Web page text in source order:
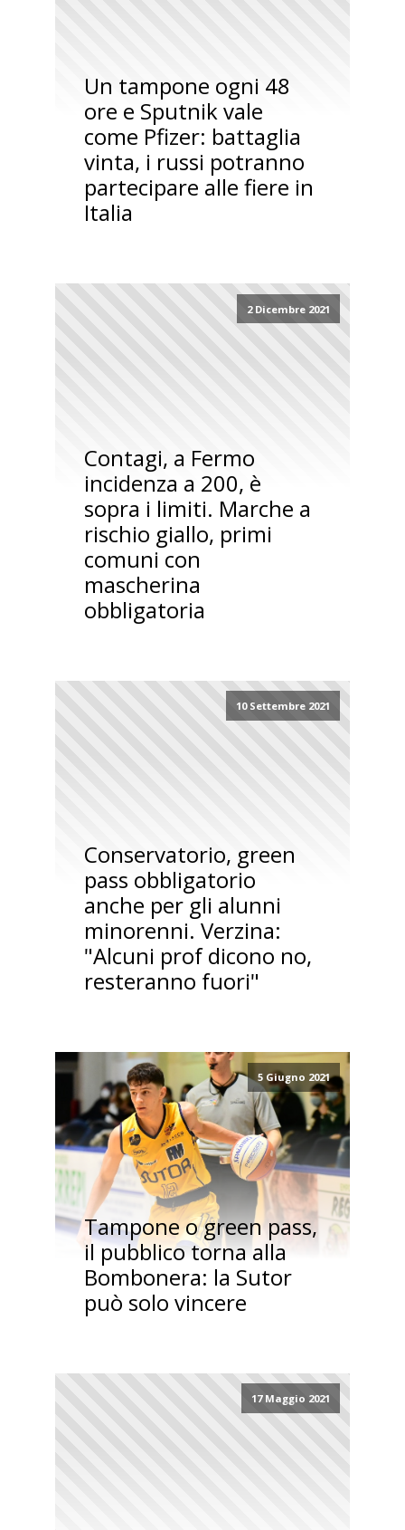
Un tampone ogni 48
ore e Sputnik vale
come Pfizer: battaglia
vinta, i russi potranno
partecipare alle fiere in
Italia
2 Dicembre 2021
Contagi, a Fermo
incidenza a 200, è
sopra i limiti. Marche a
rischio giallo, primi
comuni con
mascherina
obbligatoria
10 Settembre 2021
Conservatorio, green
pass obbligatorio
anche per gli alunni
minorenni. Verzina:
"Alcuni prof dicono no,
resteranno fuori"
5 Giugno 2021
Tampone o green pass,
il pubblico torna alla
Bombonera: la Sutor
può solo vincere
17 Maggio 2021